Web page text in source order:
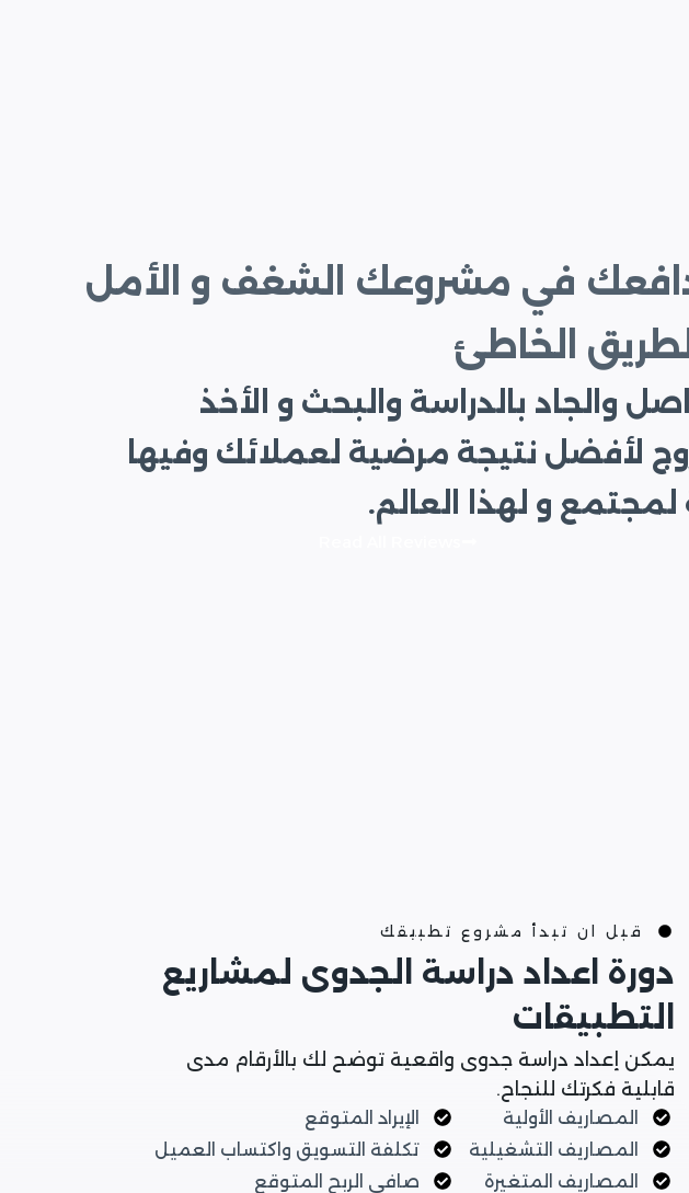
دافعك في مشروعك الشغف و الأمل
الخاطئ
والجاد بالدراسة والبحث و الأخذ
لأفضل نتيجة مرضية لعملائك وفيها
و لهذا العالم.
قبل ان تبدأ مشروع تطبيقك
دورة اعداد دراسة الجدوى لمشاريع
التطبيقات
يمكن إعداد دراسة جدوى واقعية توضح لك بالأرقام مدى
قابلية فكرتك للنجاح.
المصاريف الأولية
المصاريف التشغيلية
المصاريف المتغيرة
الإيراد المتوقع
تكلفة التسويق واكتساب العميل
صافي الربح المتوقع